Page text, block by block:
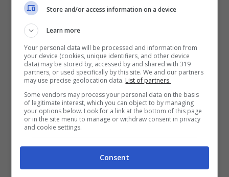
Store and/or access information on a device
Learn more
Your personal data will be processed and information from
your device (cookies, unique identifiers, and other device
data) may be stored by, accessed by and shared with 319
partners, or used specifically by this site. We and our partners
may use precise geolocation data. List of partners.
Some vendors may process your personal data on the basis
of legitimate interest, which you can object to by managing
your options below. Look for a link at the bottom of this page
or in the site menu to manage or withdraw consent in privacy
and cookie settings.
Consent